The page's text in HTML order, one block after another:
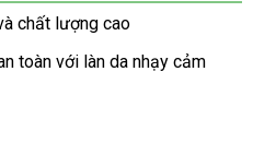
chất lượng cao
toàn với làn da nhạy cảm